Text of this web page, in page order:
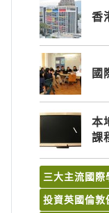
香
國
本
課
三大主流國際
投資英國倫敦